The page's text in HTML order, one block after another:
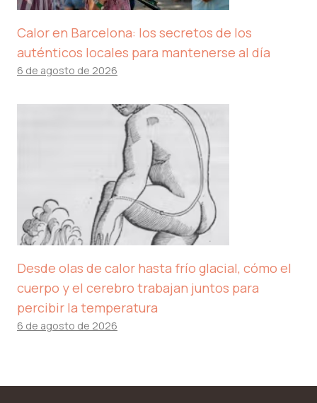
Calor en Barcelona: los secretos de los
auténticos locales para mantenerse al día
6 de agosto de 2026
Desde olas de calor hasta frío glacial, cómo el
cuerpo y el cerebro trabajan juntos para
percibir la temperatura
6 de agosto de 2026